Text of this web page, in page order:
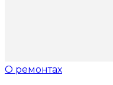
О ремонтах